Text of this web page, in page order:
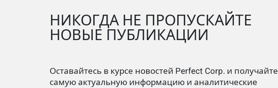
НИКОГДА НЕ ПРОПУСКАЙТЕ
НОВЫЕ ПУБЛИКАЦИИ
Оставайтесь в курсе новостей Perfect Corp. и получайте
самую актуальную информацию и аналитические